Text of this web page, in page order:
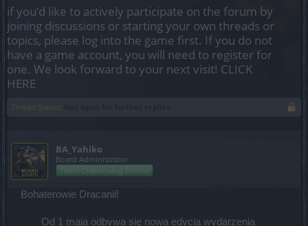
if you’d like to actively participate on the forum by
joining discussions or starting your own threads or
topics, please log into the game first. If you do not
have a game account, you will need to register for
one. We look forward to your next visit! CLICK
HERE
Thread Status:
BA_Yahiko
Board Administrator
Team Drakensang Online
Bohaterowie Dracanii!
Od 1 maja odbywa się nowa edycja wydarzenia